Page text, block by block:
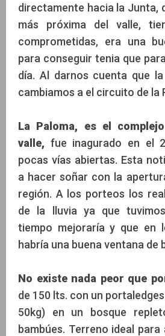
directamente hacia la Junta,
más próxima del valle,
comprometidas, era una
para conseguir tenia que
día. Al darnos cuenta que
cambiamos a el circuito de la
La Paloma, es el
valle, fue inagurado en el
pocas vías abiertas. Esta
a hacer soñar con la
región. A los porteos los
de la lluvia ya que
tiempo mejoraría y que en
habría una buena ventana de
No existe nada peor que
de 150 lts. con un
50kg) en un bosque
bambúes. Terreno ideal